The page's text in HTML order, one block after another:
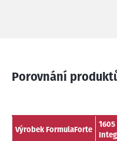
Porovnání
Výrobek FormulaForte 1605